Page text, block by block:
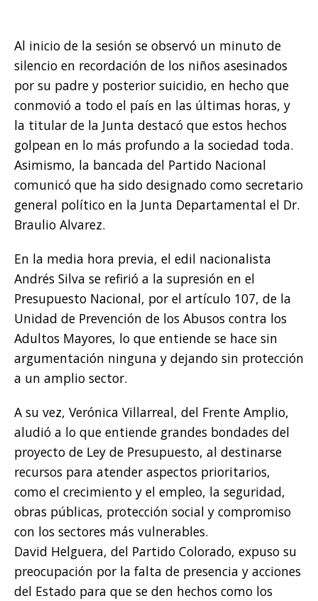
Al inicio de la sesión se observó un minuto de
silencio en recordación de los niños asesinados
por su padre y posterior suicidio, en hecho que
conmovió a todo el país en las últimas horas, y
la titular de la Junta destacó que estos hechos
golpean en lo más profundo a la sociedad toda.
Asimismo, la bancada del Partido Nacional
comunicó que ha sido designado como secretario
general político en la Junta Departamental el Dr.
Braulio Alvarez.
En la media hora previa, el edil nacionalista
Andrés Silva se refirió a la supresión en el
Presupuesto Nacional, por el artículo 107, de la
Unidad de Prevención de los Abusos contra los
Adultos Mayores, lo que entiende se hace sin
argumentación ninguna y dejando sin protección
a un amplio sector.
A su vez, Verónica Villarreal, del Frente Amplio,
aludió a lo que entiende grandes bondades del
proyecto de Ley de Presupuesto, al destinarse
recursos para atender aspectos prioritarios,
como el crecimiento y el empleo, la seguridad,
obras públicas, protección social y compromiso
con los sectores más vulnerables.
David Helguera, del Partido Colorado, expuso su
preocupación por la falta de presencia y acciones
del Estado para que se den hechos como los